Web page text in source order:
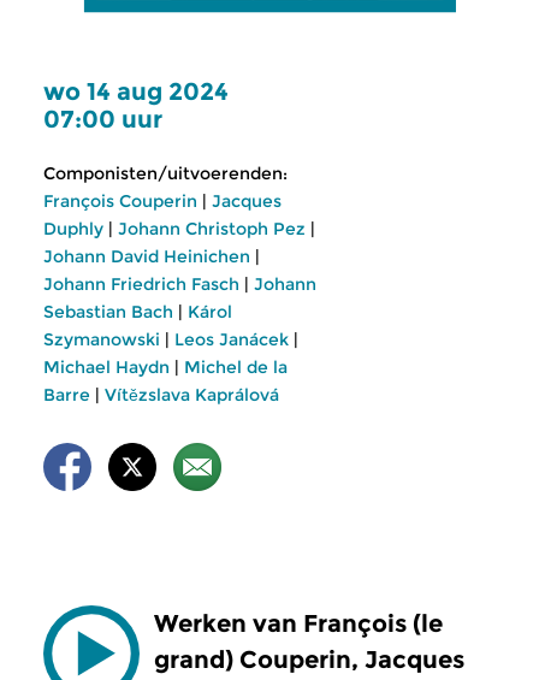
wo 14 aug 2024
07:00 uur
Componisten/uitvoerenden:
François Couperin | Jacques
Duphly | Johann Christoph Pez |
Johann David Heinichen |
Johann Friedrich Fasch | Johann
Sebastian Bach | Károl
Szymanowski | Leos Janácek |
Michael Haydn | Michel de la
Barre | Vítězslava Kaprálová
Werken van François (le
grand) Couperin, Jacques